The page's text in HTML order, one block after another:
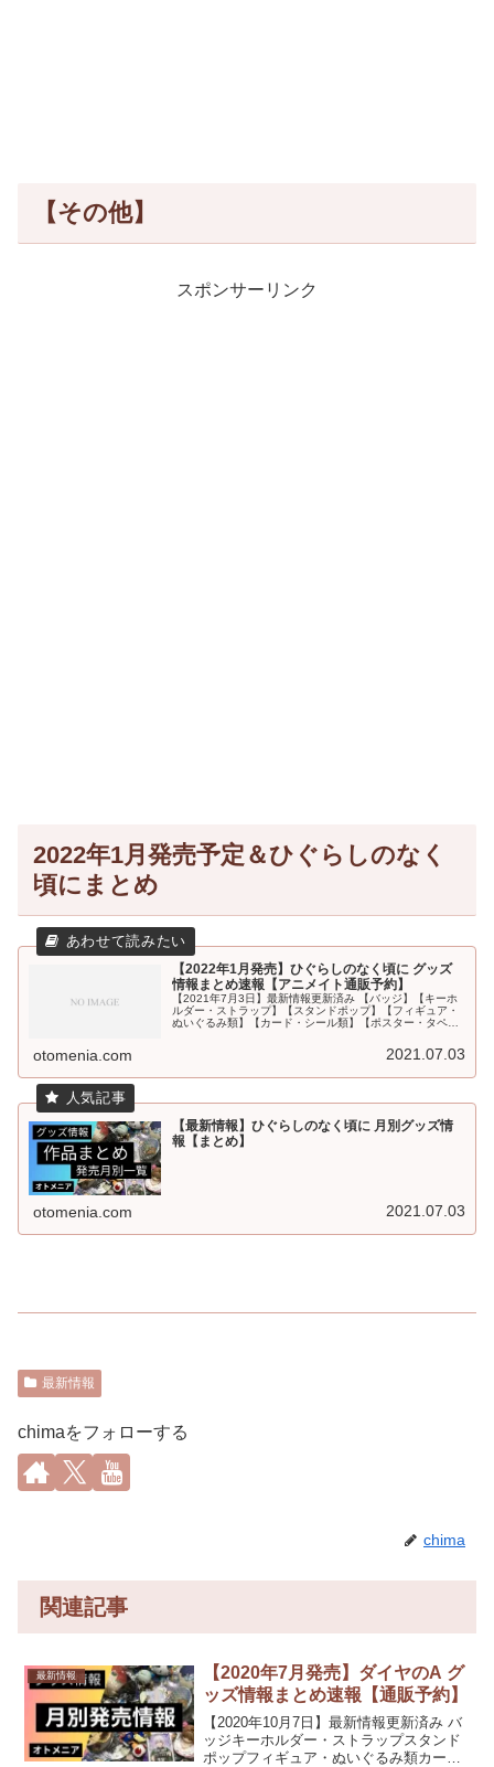
【その他】
スポンサーリンク
2022年1月発売予定＆ひぐらしのなく
頃にまとめ
【2022年1月発売】ひぐらしのなく頃に グッズ
情報まとめ速報【アニメイト通販予約】
【2021年7月3日】最新情報更新済み 【バッジ】【キーホ
ルダー・ストラップ】【スタンドポップ】【フィギュア・
ぬいぐるみ類】【カード・シール類】【ポスター・タペス
otomenia.com 2021.07.03
【最新情報】ひぐらしのなく頃に 月別グッズ情
報【まとめ】
otomenia.com 2021.07.03
最新情報
chimaをフォローする
chima
関連記事
最新情報
【2020年7月発売】ダイヤのA グ
ッズ情報まとめ速報【通販予約】
【2020年10月7日】最新情報更新済み バ
ッジキーホルダー・ストラップスタンド
ポップフィギュア・ぬいぐるみ類カー